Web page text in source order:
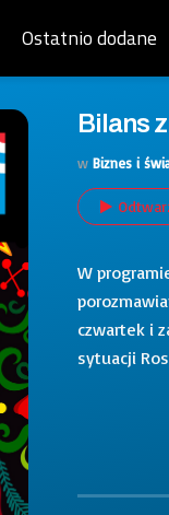
Ostatnio dodane
Bilans
w Biznes i
W
czwartek i
sytuacji